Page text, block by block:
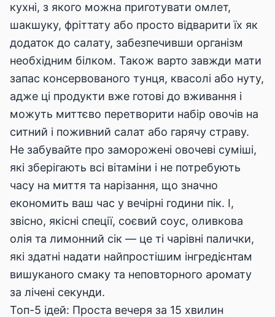
кухні, з якого можна приготувати омлет,
шакшуку, фріттату або просто відварити їх як
додаток до салату, забезпечивши організм
необхідним білком. Також варто завжди мати
запас консервованого тунця, квасолі або нуту,
адже ці продукти вже готові до вживання і
можуть миттєво перетворити набір овочів на
ситний і поживний салат або гарячу страву.
Не забувайте про заморожені овочеві суміші,
які зберігають всі вітаміни і не потребують
часу на миття та нарізання, що значно
економить ваш час у вечірні години пік. І,
звісно, якісні спеції, соєвий соус, оливкова
олія та лимонний сік — це ті чарівні палички,
які здатні надати найпростішим інгредієнтам
вишуканого смаку та неповторного аромату
за лічені секунди.
Топ-5 ідей: Проста вечеря за 15 хвилин